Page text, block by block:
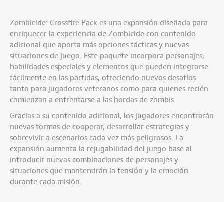
Zombicide: Crossfire Pack es una expansión diseñada para
enriquecer la experiencia de Zombicide con contenido
adicional que aporta más opciones tácticas y nuevas
situaciones de juego. Este paquete incorpora personajes,
habilidades especiales y elementos que pueden integrarse
fácilmente en las partidas, ofreciendo nuevos desafíos
tanto para jugadores veteranos como para quienes recién
comienzan a enfrentarse a las hordas de zombis.
Gracias a su contenido adicional, los jugadores encontrarán
nuevas formas de cooperar, desarrollar estrategias y
sobrevivir a escenarios cada vez más peligrosos. La
expansión aumenta la rejugabilidad del juego base al
introducir nuevas combinaciones de personajes y
situaciones que mantendrán la tensión y la emoción
durante cada misión.